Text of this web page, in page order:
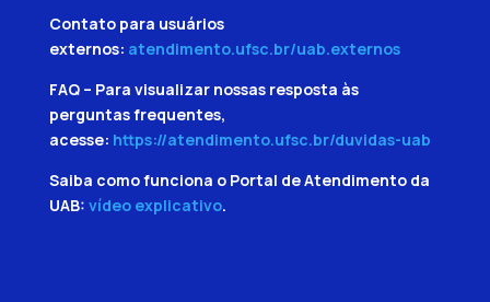
Contato para usuários
externos: atendimento.ufsc.br/uab.externos
FAQ – Para visualizar nossas resposta às
perguntas frequentes,
acesse: https://atendimento.ufsc.br/duvidas-uab
Saiba como funciona o Portal de Atendimento da
UAB: vídeo explicativo.